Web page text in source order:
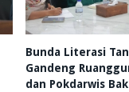
Bunda Literasi
Gandeng
dan Pokdarwis